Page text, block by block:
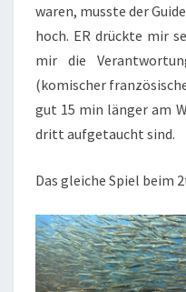
waren, musste der
hoch. ER drückte mir
mir die
(komischer
gut 15 min länger am
dritt aufgetaucht sind.
Das gleiche Spiel beim